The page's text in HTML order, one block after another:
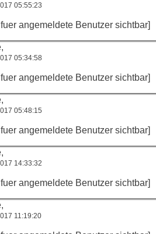
05:55:23
angemeldete Benutzer sichtbar]
05:34:58
angemeldete Benutzer sichtbar]
05:48:15
angemeldete Benutzer sichtbar]
14:33:32
angemeldete Benutzer sichtbar]
11:19:20